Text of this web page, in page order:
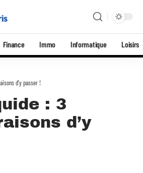
Finance Immo Informatique Loisirs
d’y passer !
: 3
d’y